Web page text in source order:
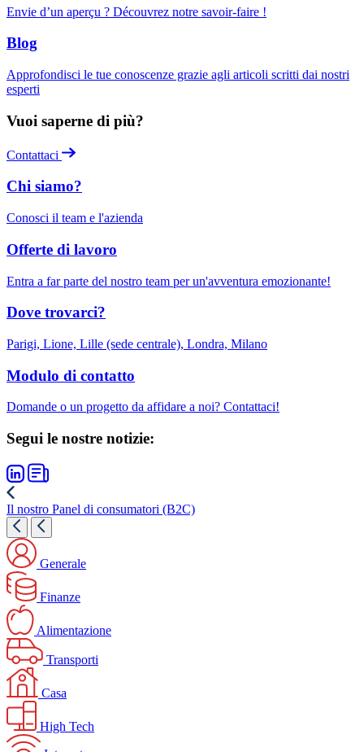
Envie d’un aperçu ? Découvrez notre savoir-faire !
Blog
Approfondisci le tue conoscenze grazie agli articoli scritti dai nostri
esperti
Vuoi saperne di più?
Contattaci
Chi siamo?
Conosci il team e l'azienda
Offerte di lavoro
Entra a far parte del nostro team per un'avventura emozionante!
Dove trovarci?
Parigi, Lione, Lille (sede centrale), Londra, Milano
Modulo di contatto
Domande o un progetto da affidare a noi? Contattaci!
Segui le nostre notizie:
Il nostro Panel di consumatori (B2C)
Generale
Finanze
Alimentazione
Transporti
Casa
High Tech